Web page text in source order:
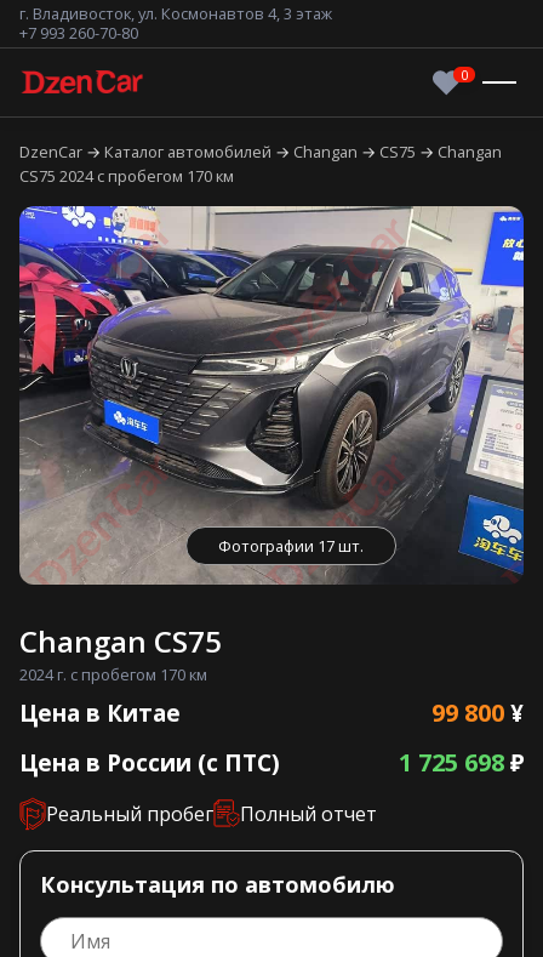
г. Владивосток, ул. Космонавтов 4, 3 этаж
+7 993 260-70-80
DzenCar Каталог автомобилей Changan CS75
Changan
CS75 2024 с пробегом 170 км
Фотографии 17 шт.
Changan CS75
2024 г. с пробегом 170 км
Цена в Китае 99 800¥
Цена в России (с ПТС)
1 725 698₽
Реальный пробег Полный отчет
Консультация по автомобилю